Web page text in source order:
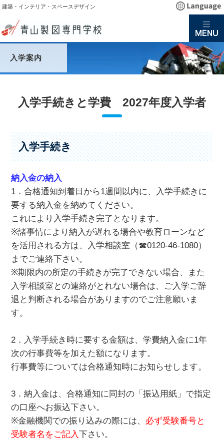
建築・インテリア・スペースデザイン
入学案内
入学手続きと学費 2027年度入学者
入学手続き
納入金の納入
1．合格通知到着日から1週間以内に、入学手続きに
要する納入金を納めてください。
これにより入学手続き完了となります。
※諸事情により納入が遅れる場合や教育ローンなど
を活用される方は、入学相談室（☎0120-46-1080）
までご連絡下さい。
※期限内の所定の手続きが完了できない場合、また
入学相談室との連絡がとれない場合は、ご入学ご辞
退と判断される場合がありますのでご注意願いま
す。
2．入学手続き時に要する金額は、学費納入金に1年
次の行事費等を加えた額になります。
行事費等については合格通知時にお知らせします。
3．納入金は、合格通知に同封の「振込用紙」で指定
の口座へお振込下さい。
※金融機関での振り込みの際には、 必ず受験番号と
受験者名をご記入下さい。